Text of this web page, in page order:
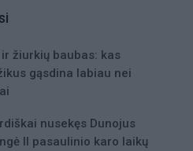
žiurkių baubas: kas
gąsdina labiau nei
nusekęs Dunojus
II pasaulinio karo laikų